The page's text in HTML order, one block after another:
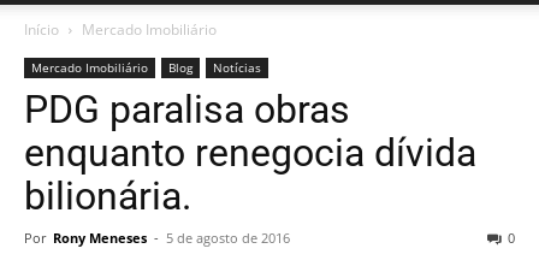
Início Mercado Imobiliário
Mercado Imobiliário Blog Notícias
PDG paralisa obras
enquanto renegocia dívida
bilionária.
Por Rony Meneses - 5 de agosto de 2016 0